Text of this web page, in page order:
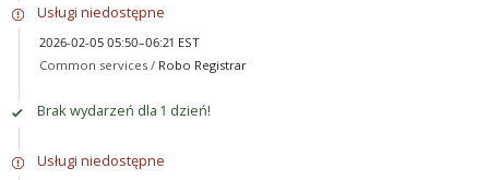
Usługi niedostępne
2026-02-05 05:50–06:21 EST
Common services / Robo Registrar
Brak wydarzeń dla 1 dzień!
Usługi niedostępne